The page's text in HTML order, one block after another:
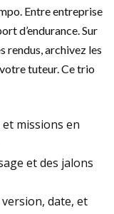
Entre entreprise
d’endurance. Sur
rendus, archivez les
tuteur. Ce trio
missions en
et des jalons
date, et